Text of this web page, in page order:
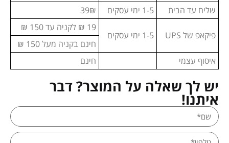
שליח עד הבית
1-5 ימי עסקים 39₪
פיקאפ של UPS 1-5 ימי עסקים
19 ₪ לקניה עד 150 ₪
חינם בקניה מעל 150 ₪
איסוף עצמי
חינם
יש לך שאלה על המוצר? דבר
איתנו!